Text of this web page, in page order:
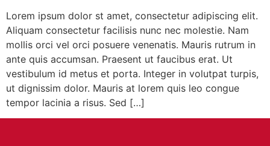
Lorem ipsum dolor st amet, consectetur adipiscing elit.
Aliquam consectetur facilisis nunc nec molestie. Nam
mollis orci vel orci posuere venenatis. Mauris rutrum in
ante quis accumsan. Praesent ut faucibus erat. Ut
vestibulum id metus et porta. Integer in volutpat turpis,
ut dignissim dolor. Mauris at lorem quis leo congue
tempor lacinia a risus. Sed […]